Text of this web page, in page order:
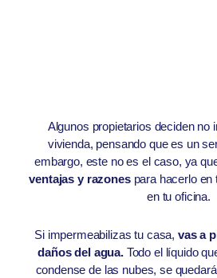
Algunos propietarios deciden no
vivienda, pensando que es un
embargo, este no es el caso, ya
ventajas y razones para hacerlo
en tu oficina.
Si impermeabilizas tu casa, vas a
daños del agua.Todo el líquido
condense de las nubes, se